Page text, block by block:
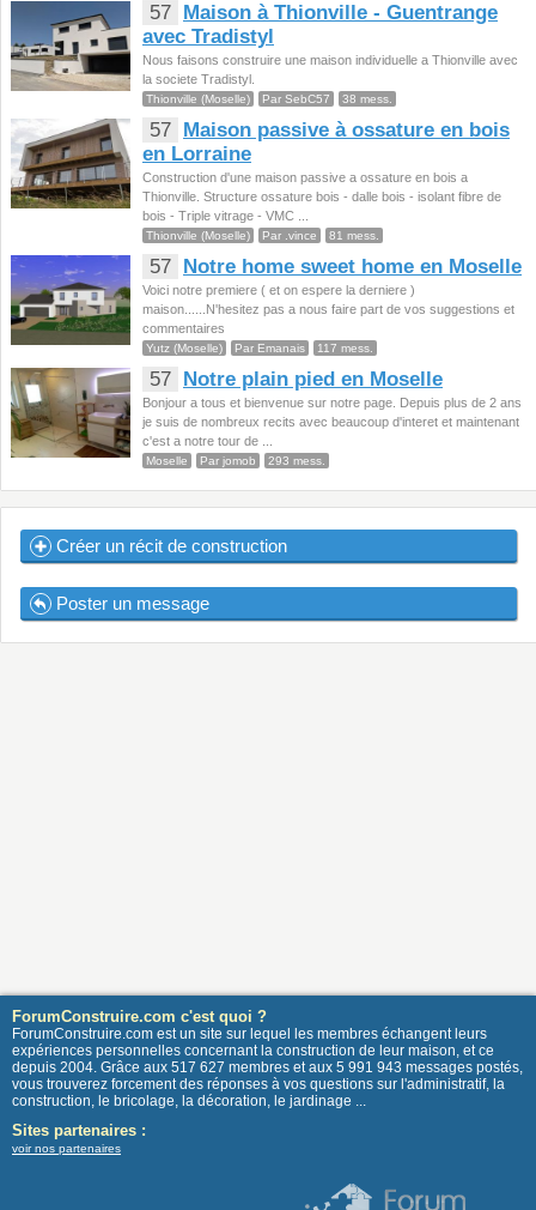
57
Maison à Thionville - Guentrange
avec Tradistyl
Nous faisons construire une maison individuelle a Thionville avec
la societe Tradistyl.
Thionville (Moselle) Par SebC57 38 mess.
57
Maison passive à ossature en bois
en Lorraine
Construction d'une maison passive a ossature en bois a
Thionville. Structure ossature bois - dalle bois - isolant fibre de
bois - Triple vitrage - VMC ...
Thionville (Moselle) Par .vince 81 mess.
57 Notre home sweet home en Moselle
Voici notre premiere ( et on espere la derniere )
maison......N'hesitez pas a nous faire part de vos suggestions et
commentaires
Yutz (Moselle) Par Emanais 117 mess.
57 Notre plain pied en Moselle
Bonjour a tous et bienvenue sur notre page. Depuis plus de 2 ans
je suis de nombreux recits avec beaucoup d'interet et maintenant
c'est a notre tour de ...
Moselle Par jomob 293 mess.
Créer un récit de construction
Poster un message
ForumConstruire.com c'est quoi ?
ForumConstruire.com est un site sur lequel les membres échangent leurs
expériences personnelles concernant la construction de leur maison, et ce
depuis 2004. Grâce aux 517 627 membres et aux 5 991 943 messages postés,
vous trouverez forcement des réponses à vos questions sur l'administratif, la
construction, le bricolage, la décoration, le jardinage ...
Sites partenaires :
voir nos partenaires